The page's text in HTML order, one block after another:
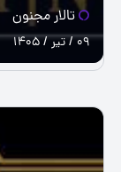
تالار مجنون
09 / تیر / 1405